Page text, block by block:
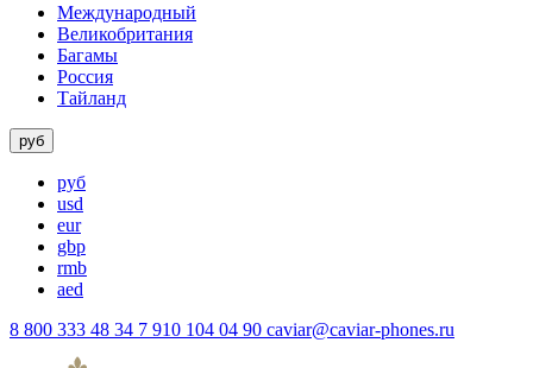
Международный
Великобритания
Багамы
Россия
Тайланд
руб
руб
usd
eur
gbp
rmb
aed
8 800 333 48 34 7 910 104 04 90 caviar@caviar-phones.ru